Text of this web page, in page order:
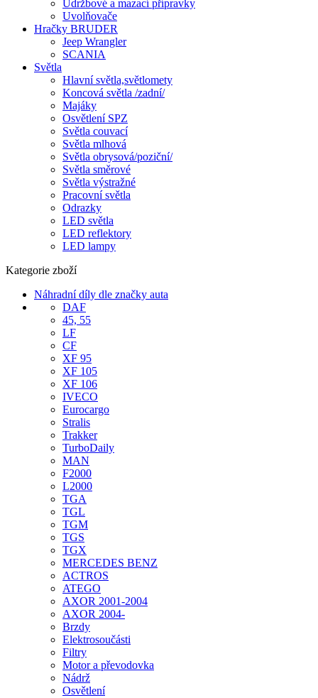
Údržbové a mazací přípravky
Uvolňovače
Hračky BRUDER
Jeep Wrangler
SCANIA
Světla
Hlavní světla,světlomety
Koncová světla /zadní/
Majáky
Osvětlení SPZ
Světla couvací
Světla mlhová
Světla obrysová/poziční/
Světla směrové
Světla výstražné
Pracovní světla
Odrazky
LED světla
LED reflektory
LED lampy
Kategorie zboží
Náhradní díly dle značky auta
DAF
45, 55
LF
CF
XF 95
XF 105
XF 106
IVECO
Eurocargo
Stralis
Trakker
TurboDaily
MAN
F2000
L2000
TGA
TGL
TGM
TGS
TGX
MERCEDES BENZ
ACTROS
ATEGO
AXOR 2001-2004
AXOR 2004-
Brzdy
Elektrosoučásti
Filtry
Motor a převodovka
Nádrž
Osvětlení